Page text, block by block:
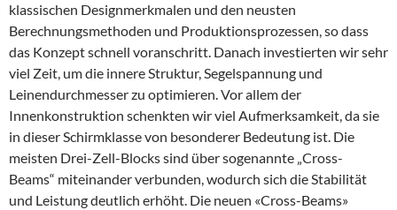
klassischen Designmerkmalen und den neusten
Berechnungsmethoden und Produktionsprozessen, so dass
das Konzept schnell voranschritt. Danach investierten wir sehr
viel Zeit, um die innere Struktur, Segelspannung und
Leinendurchmesser zu optimieren. Vor allem der
Innenkonstruktion schenkten wir viel Aufmerksamkeit, da sie
in dieser Schirmklasse von besonderer Bedeutung ist. Die
meisten Drei-Zell-Blocks sind über sogenannte „Cross-
Beams“ miteinander verbunden, wodurch sich die Stabilität
und Leistung deutlich erhöht. Die neuen «Cross-Beams»